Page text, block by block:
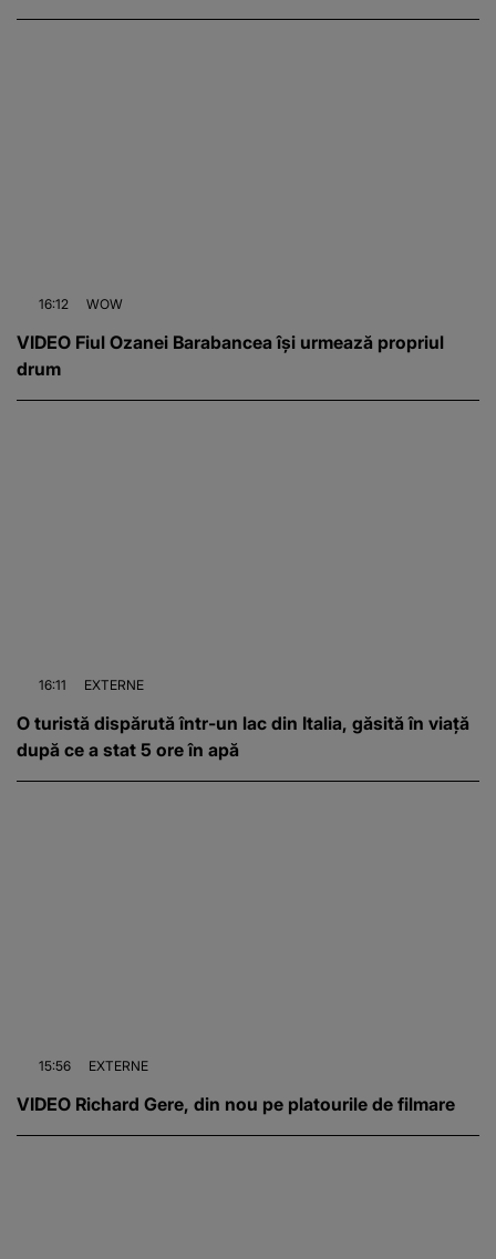
16:12 WOW
VIDEO Fiul Ozanei Barabancea își urmează propriul
drum
16:11 EXTERNE
O turistă dispărută într-un lac din Italia, găsită în viață
după ce a stat 5 ore în apă
15:56 EXTERNE
VIDEO Richard Gere, din nou pe platourile de filmare